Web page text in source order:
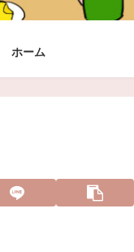
ホーム